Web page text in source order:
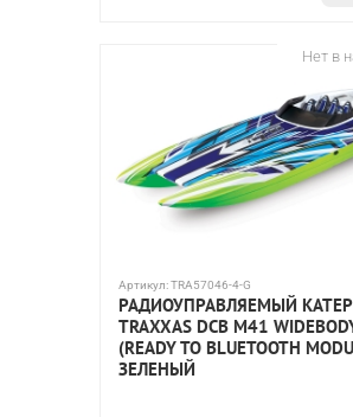
Нет в
Артикул:TRA57046-4-G
РАДИОУПРАВЛЯЕМЫЙ КАТЕР
TRAXXAS DCB M41
(READY TO BLUETOOTH
ЗЕЛЕНЫЙ